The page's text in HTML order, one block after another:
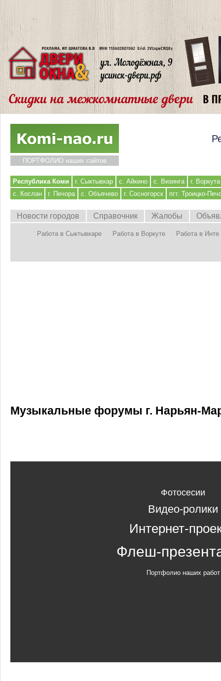
ПОРТФОЛИО наших сайтов
Республика Коми г. Сыктывкар с. Айкино с. Визинга
г. Воркута
с. Кослан
г. Печора с. Объячево г. Сосногорск пгт. Троицко-
Новости городов Справочник Жалобы
Работа в Сыктывкаре Работа в Воркуте Работа в Инте
Музыкальные форумы г. Нарьян-
Фотосесии
Видео-ролики
Интернет-
Флеш-
Портфолио наших работ